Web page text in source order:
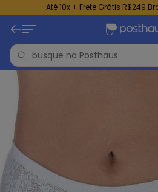
Até 10x + Frete Grátis R$249